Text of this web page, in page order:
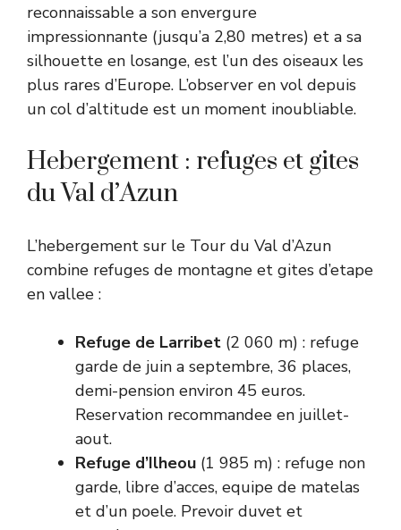
reconnaissable a son envergure
impressionnante (jusqu’a 2,80 metres) et a sa
silhouette en losange, est l’un des oiseaux les
plus rares d’Europe. L’observer en vol depuis
un col d’altitude est un moment inoubliable.
Hebergement : refuges et gites
du Val d’Azun
L’hebergement sur le Tour du Val d’Azun
combine refuges de montagne et gites d’etape
en vallee :
Refuge de Larribet (2 060 m) : refuge
garde de juin a septembre, 36 places,
demi-pension environ 45 euros.
Reservation recommandee en juillet-
aout.
Refuge d’Ilheou (1 985 m) : refuge non
garde, libre d’acces, equipe de matelas
et d’un poele. Prevoir duvet et